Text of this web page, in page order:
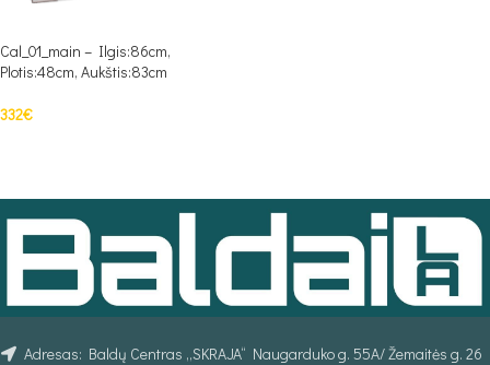
Cal_01_main – Ilgis:86cm,
Plotis:48cm, Aukštis:83cm
332€
Adresas: Baldų Centras „SKRAJA“ Naugarduko g. 55A/ Žemaitės g. 26